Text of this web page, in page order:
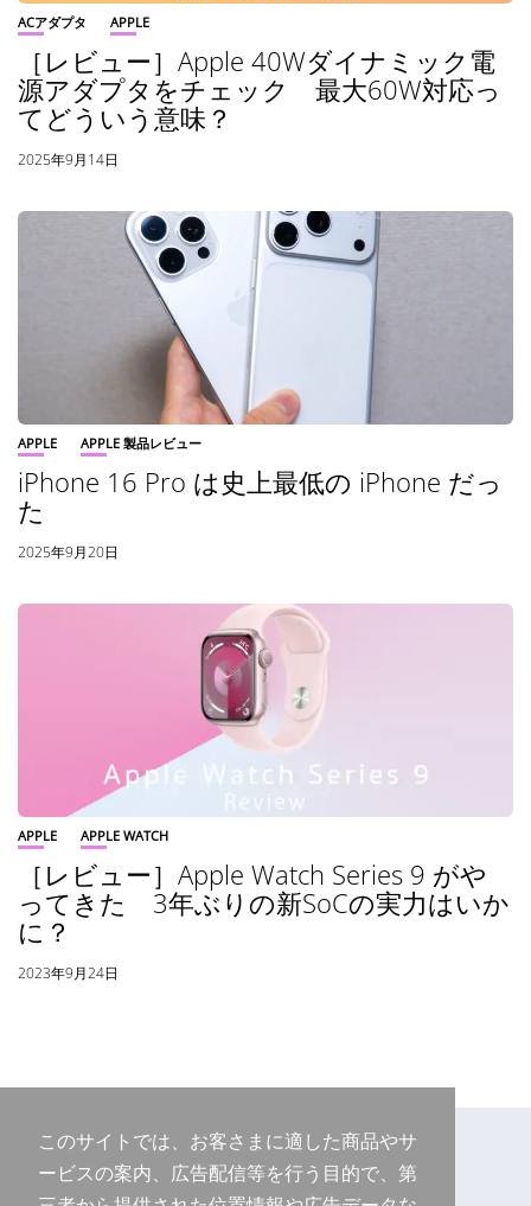
ACアダプタ APPLE
［レビュー］Apple 40Wダイナミック電
源アダプタをチェック 最大60W対応っ
てどういう意味？
2025年9月14日
APPLE APPLE 製品レビュー
iPhone 16 Pro は史上最低の iPhone だっ
た
2025年9月20日
APPLE APPLE WATCH
［レビュー］Apple Watch Series 9 がや
ってきた 3年ぶりの新SoCの実力はいか
に？
2023年9月24日
このサイトでは、お客さまに適した商品やサ
ービスの案内、広告配信等を行う目的で、第